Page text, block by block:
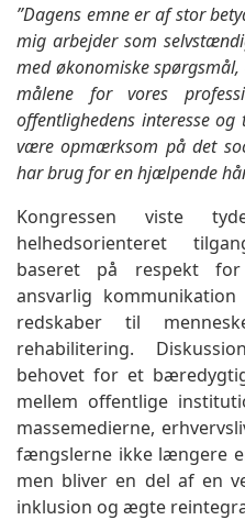
”Dagens emne er af stor
mig arbejder som
med økonomiske
målene for vores
offentlighedens interesse
være opmærksom på det
har brug for en hjælpende
Kongressen viste
helhedsorienteret
baseret på respekt for
ansvarlig
redskaber til
rehabilitering.
behovet for et
mellem offentlige
massemedierne,
fængslerne ikke længere
men bliver en del af en
inklusion og ægte